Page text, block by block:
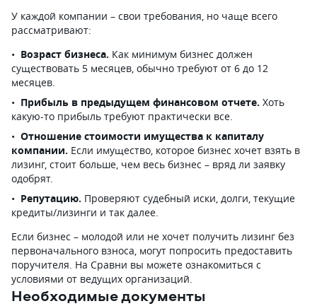
У каждой компании – свои требования, но чаще всего
рассматривают:
Возраст бизнеса. Как минимум бизнес должен
существовать 5 месяцев, обычно требуют от 6 до 12
месяцев.
Прибыль в предыдущем финансовом отчете. Хоть
какую-то прибыль требуют практически все.
Отношение стоимости имущества к капиталу
компании. Если имущество, которое бизнес хочет взять в
лизинг, стоит больше, чем весь бизнес – вряд ли заявку
одобрят.
Репутацию. Проверяют судебный иски, долги, текущие
кредиты/лизинги и так далее.
Если бизнес – молодой или не хочет получить лизинг без
первоначального взноса, могут попросить предоставить
поручителя. На Сравни вы можете ознакомиться с
условиями от ведущих организаций.
Необходимые документы